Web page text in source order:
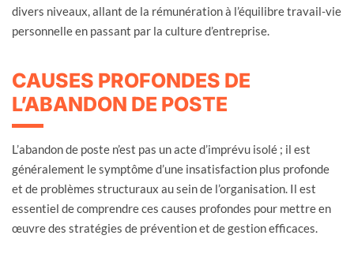
divers niveaux, allant de la rémunération à l’équilibre travail-vie
personnelle en passant par la culture d’entreprise.
CAUSES PROFONDES DE
L’ABANDON DE POSTE
L’abandon de poste n’est pas un acte d’imprévu isolé ; il est
généralement le symptôme d’une insatisfaction plus profonde
et de problèmes structuraux au sein de l’organisation. Il est
essentiel de comprendre ces causes profondes pour mettre en
œuvre des stratégies de prévention et de gestion efficaces.